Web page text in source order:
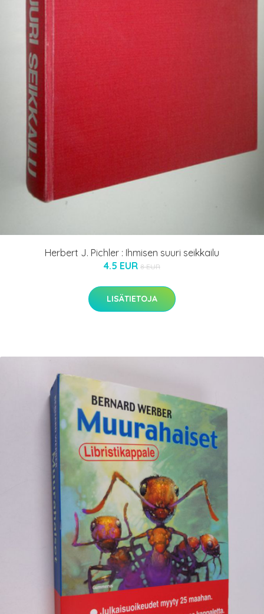
Herbert J. Pichler : Ihmisen suuri seikkailu
4.5 EUR 8 EUR
LISÄTIETOJA